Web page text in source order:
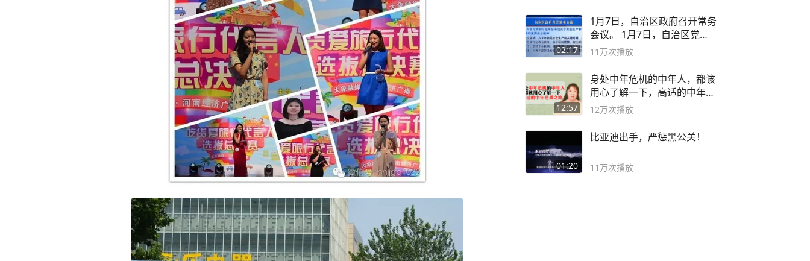
02:17
1月7日，自治区政府召开常务
会议。 1月7日，自治区党委
副书记
11万次播放
12:57
身处中年危机的中年人，都该
用心了解一下，高适的中年逆
袭之路
12万次播放
01:20
比亚迪出手，严惩黑公关！
11万次播放